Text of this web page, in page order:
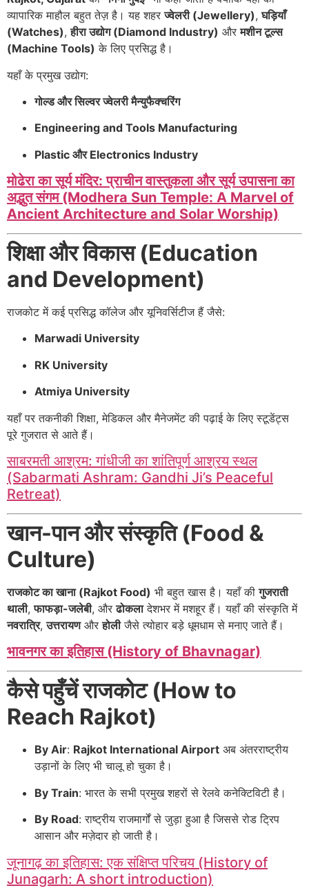
व्यापारिक माहौल बहुत तेज़ है। यह शहरज्वेलरी (Jewellery),घड़ियाँ
(Watches),हीरा उद्योग (Diamond Industry) औरमशीन टूल्स
(Machine Tools) के लिए प्रसिद्ध है।
यहाँ के प्रमुख उद्योग:
गोल्ड और सिल्वर ज्वेलरी मैन्युफैक्चरिंग
Engineering and Tools Manufacturing
Plastic और Electronics Industry
मोढेरा का सूर्य मंदिर: प्राचीन वास्तुकला और सूर्य उपासना का
अद्भुत संगम (Modhera Sun Temple: A Marvel of
Ancient Architecture and Solar Worship)
शिक्षा और विकास (Education
and Development)
राजकोट में कई प्रसिद्ध कॉलेज और यूनिवर्सिटीज हैं जैसे:
Marwadi University
RK University
Atmiya University
यहाँ पर तकनीकी शिक्षा, मेडिकल और मैनेजमेंट की पढ़ाई के लिए स्टूडेंट्स
पूरे गुजरात से आते हैं।
साबरमती आश्रम: गांधीजी का शांतिपूर्ण आश्रय स्थल
(Sabarmati Ashram: Gandhi Ji’s Peaceful
Retreat)
खान-पान और संस्कृति (Food &
Culture)
राजकोट का खाना (Rajkot Food) भी बहुत खास है। यहाँ कीगुजराती
थाली,फाफड़ा-जलेबी, औरढोकलादेशभर में मशहूर हैं। यहाँ की संस्कृति में
नवरात्रि,उत्तरायणऔरहोलीजैसे त्योहार बड़े धूमधाम से मनाए जाते हैं।
भावनगर का इतिहास (History of Bhavnagar)
कैसे पहुँचें राजकोट (How to
Reach Rajkot)
By Air: Rajkot International Airport अब अंतरराष्ट्रीय
उड़ानों के लिए भी चालू हो चुका है।
By Train: भारत के सभी प्रमुख शहरों से रेलवे कनेक्टिविटी है।
By Road: राष्ट्रीय राजमार्गों से जुड़ा हुआ है जिससे रोड ट्रिप
आसान और मज़ेदार हो जाती है।
जूनागढ़ का इतिहास: एक संक्षिप्त परिचय (History of
Junagarh: A short introduction)